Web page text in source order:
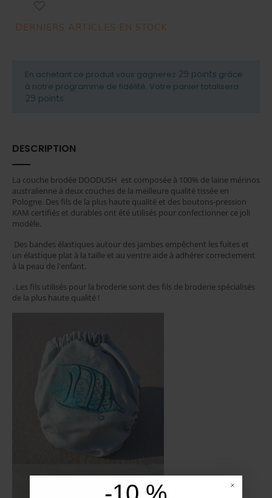
DERNIERS ARTICLES EN STOCK
En achetant ce produit vous gagnerez 29 points grâce
à notre programme de fidélité. Votre panier totalisera
29 points.
DESCRIPTION
La couche brodée DOODUSH est composée à 100% de laine mérinos
australienne à deux couches de la meilleure qualité tissée en
Pologne. Des fils de la plus haute qualité et des boutons-pression
KAM certifiés et durables ont été utilisés pour confectionner ce joli
modèle.
Des bandes élastiques autour des jambes empêchent les fuites et
un élastique plat à la taille et au ventre aide à adhérer correctement
à la peau de l'enfant.
. Les fils utilisés pour la broderie sont des fils de broderie spécialisés
de la plus haute qualité !